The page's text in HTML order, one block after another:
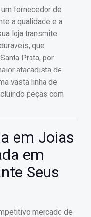
fornecedor de
a qualidade e a
loja transmite
que
Prata, por
atacadista de
vasta linha de
peças com
em Joias
em
Seus
mercado de